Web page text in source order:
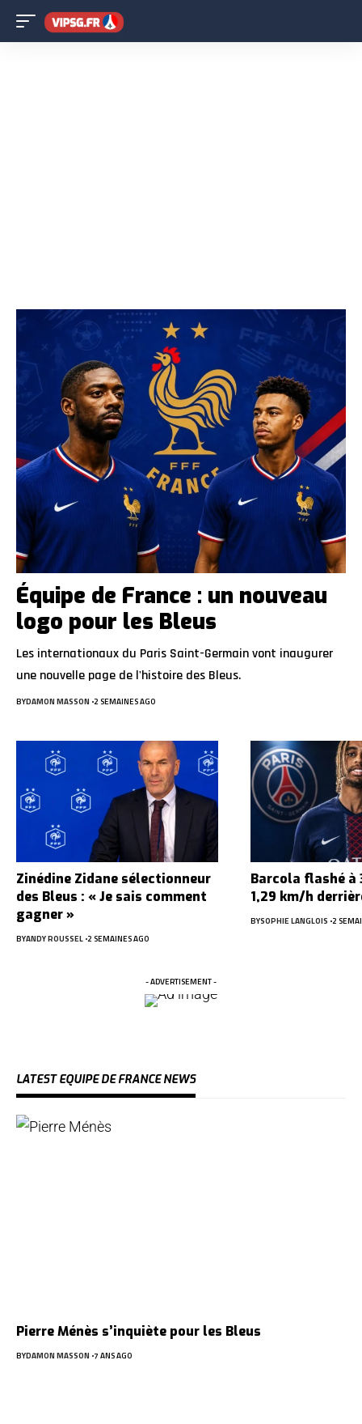
Équipe de France : un nouveau
logo pour les Bleus
Les internationaux du Paris Saint-Germain vont inaugurer
une nouvelle page de l'histoire des Bleus.
BYDAMON MASSON 2 SEMAINES AGO
Zinédine Zidane sélectionneur
des Bleus : « Je sais comment
gagner »
BYANDY ROUSSEL 2 SEMAINES AGO
Barcola flashé à
1,29 km/h
BYSOPHIE LANGLOIS 2
- ADVERTISEMENT -
LATEST EQUIPE DE FRANCE NEWS
Pierre Ménès s’inquiète pour les Bleus
BYDAMON MASSON 7 ANS AGO